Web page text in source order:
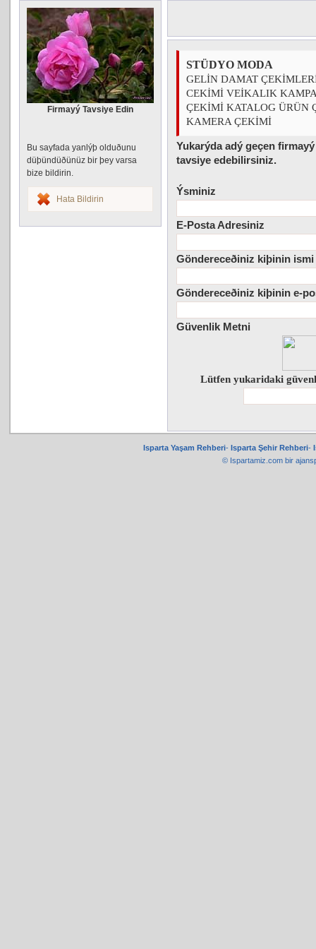
Firmayý Tavsiye Edin
Bu sayfada yanlýþ olduðunu
düþündüðünüz bir þey varsa
bize bildirin.
Hata Bildirin
STÜDYO MODA
GELİN DAMAT
CEKİMİ VEİKALIK
ÇEKİMİ KATALOG ÜRÜN
KAMERA ÇEKİMİ
Yukarýda adý geçen
tavsiye edebilirsiniz.
Ýsminiz
E-Posta Adresiniz
Göndereceðiniz kiþinin ismi
Göndereceðiniz kiþinin e-
Güvenlik Metni
Lütfen yukaridaki
Isparta Yaşam Rehberi- Isparta Şehir Rehberi-
© Ispartamiz.com bir